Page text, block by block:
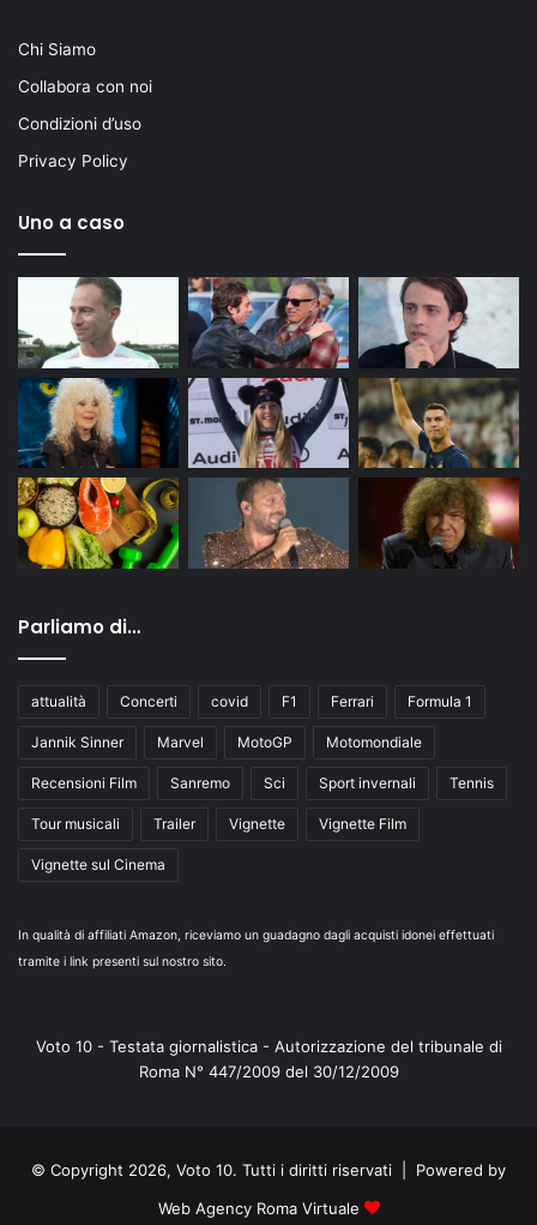
Chi Siamo
Collabora con noi
Condizioni d’uso
Privacy Policy
Uno a caso
Parliamo di…
attualità Concerti covid F1 Ferrari Formula 1
Jannik Sinner Marvel MotoGP Motomondiale
Recensioni Film Sanremo Sci Sport invernali Tennis
Tour musicali Trailer Vignette Vignette Film
Vignette sul Cinema
In qualità di affiliati Amazon, riceviamo un guadagno dagli acquisti idonei effettuati
tramite i link presenti sul nostro sito.
Voto 10 - Testata giornalistica - Autorizzazione del tribunale di
Roma N° 447/2009 del 30/12/2009
© Copyright 2026, Voto 10. Tutti i diritti riservati | Powered by
Web Agency Roma Virtuale